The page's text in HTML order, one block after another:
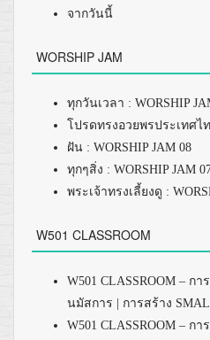
จากวันนี้
WORSHIP JAM
ทุกวันเวลา : WORSHIP
โปรดทรงอวยพรประเทศไ
ฝัน : WORSHIP JAM 08
ทุกๆสิ่ง : WORSHIP JAM
พระเจ้าทรงเลี้ยงดู :
W501 CLASSROOM
W501 CLASSROOM – ก
นมัสการ | การสร้าง
W501 CLASSROOM – ก